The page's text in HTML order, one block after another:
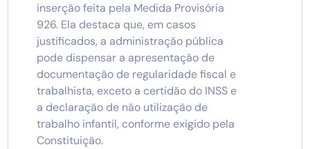
inserção feita pela Medida Provisória
926. Ela destaca que, em casos
justificados, a administração pública
pode dispensar a apresentação de
documentação de regularidade fiscal e
trabalhista, exceto a certidão do INSS e
a declaração de não utilização de
trabalho infantil, conforme exigido pela
Constituição.